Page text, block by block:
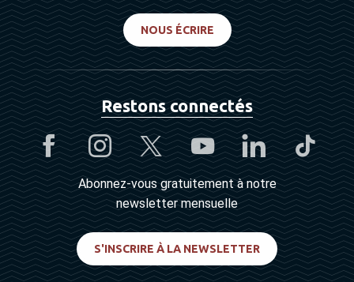
NOUS ÉCRIRE
Restons connectés
Abonnez-vous gratuitement à notre
newsletter mensuelle
S'INSCRIRE À LA NEWSLETTER